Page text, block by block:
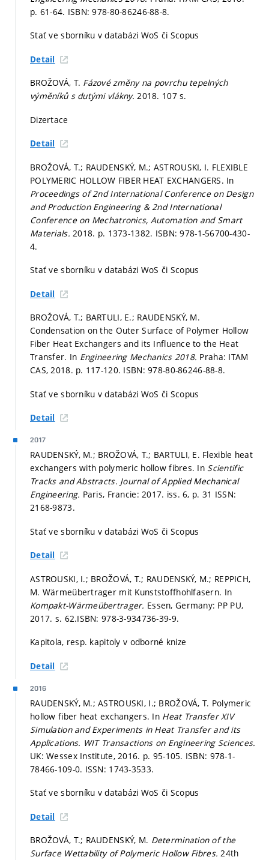
p. 61-64. ISBN: 978-80-86246-88-8.
Stať ve sborníku v databázi WoS či Scopus
Detail
BROŽOVÁ, T. Fázové změny na povrchu tepelných
výměníků s dutými vlákny.2018. 107 s.
Dizertace
Detail
BROŽOVÁ, T.; RAUDENSKÝ, M.; ASTROUSKI, I. FLEXIBLE
POLYMERIC HOLLOW FIBER HEAT EXCHANGERS. In
Proceedings of 2nd International Conference on Design
and Production Engineering & 2nd International
Conference on Mechatronics, Automation and Smart
Materials.2018. p. 1373-1382. ISBN: 978-1-56700-430-
4.
Stať ve sborníku v databázi WoS či Scopus
Detail
BROŽOVÁ, T.; BARTULI, E.; RAUDENSKÝ, M.
Condensation on the Outer Surface of Polymer Hollow
Fiber Heat Exchangers and its Influence to the Heat
Transfer. In Engineering Mechanics 2018. Praha: ITAM
CAS, 2018. p. 117-120. ISBN: 978-80-86246-88-8.
Stať ve sborníku v databázi WoS či Scopus
Detail
2017
RAUDENSKÝ, M.; BROŽOVÁ, T.; BARTULI, E. Flexible heat
exchangers with polymeric hollow fibres. In Scientific
Tracks and Abstracts. Journal of Applied Mechanical
Engineering. Paris, Francie: 2017. iss. 6, p. 31 ISSN:
2168-9873.
Stať ve sborníku v databázi WoS či Scopus
Detail
ASTROUSKI, I.; BROŽOVÁ, T.; RAUDENSKÝ, M.; REPPICH,
M. Wärmeübertrager mit Kunststoffhohlfasern. In
Kompakt-Wärmeübertrager. Essen, Germany: PP PU,
2017. s. 62.ISBN: 978-3-934736-39-9.
Kapitola, resp. kapitoly v odborné knize
Detail
2016
RAUDENSKÝ, M.; ASTROUSKI, I.; BROŽOVÁ, T. Polymeric
hollow fiber heat exchangers. In Heat Transfer XIV
Simulation and Experiments in Heat Transfer and its
Applications. WIT Transactions on Engineering Sciences.
UK: Wessex Institute, 2016. p. 95-105. ISBN: 978-1-
78466-109-0. ISSN: 1743-3533.
Stať ve sborníku v databázi WoS či Scopus
Detail
BROŽOVÁ, T.; RAUDENSKÝ, M. Determination of the
Surface Wettability of Polymeric Hollow Fibres.24th